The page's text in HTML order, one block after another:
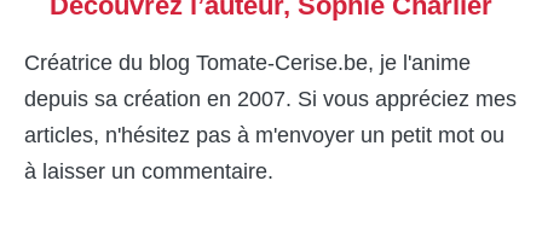
Créatrice du blog Tomate-Cerise.be, je l'anime
depuis sa création en 2007. Si vous appréciez mes
articles, n'hésitez pas à m'envoyer un petit mot ou
à laisser un commentaire.